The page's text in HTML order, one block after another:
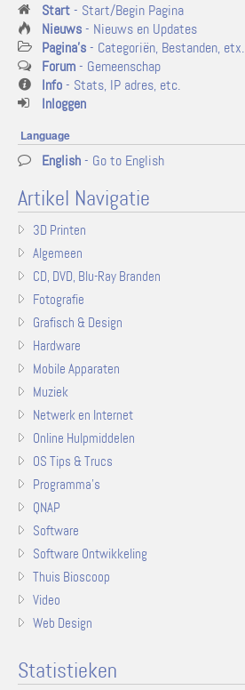
Start- Start/Begin Pagina
Nieuws- Nieuws en Updates
Pagina's- Categoriën, Bestanden, etx.
Forum- Gemeenschap
Info- Stats, IP adres, etc.
Inloggen
Language
English- Go to English
Artikel Navigatie
3D Printen
Algemeen
CD, DVD, Blu-Ray Branden
Fotografie
Grafisch & Design
Hardware
Mobile Apparaten
Muziek
Netwerk en Internet
Online Hulpmiddelen
OS Tips & Trucs
Programma's
QNAP
Software
Software Ontwikkeling
Thuis Bioscoop
Video
Web Design
Statistieken